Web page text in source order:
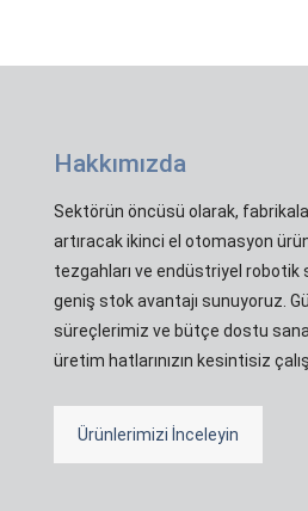
Hakkımızda
Sektörün öncüsü olarak,
artıracak ikinci el otomasyon
tezgahları ve endüstriyel robotik
geniş stok avantajı sunuyoruz.
süreçlerimiz ve bütçe dostu
üretim hatlarınızın kesintisiz
Ürünlerimizi İnceleyin